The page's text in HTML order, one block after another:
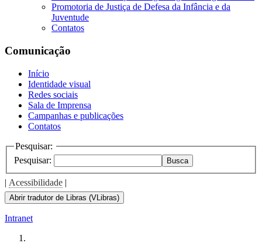
Promotoria de Justiça de Defesa da Infância e da
Juventude
Contatos
Comunicação
Início
Identidade visual
Redes sociais
Sala de Imprensa
Campanhas e publicações
Contatos
Pesquisar:
Pesquisar:
Busca
| Acessibilidade |
Abrir tradutor de Libras (VLibras)
Intranet